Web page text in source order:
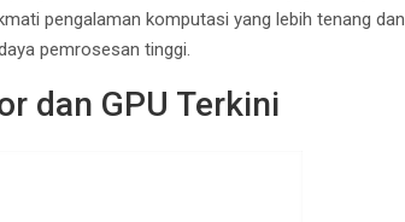
pengalaman komputasi yang lebih tenang dan
pemrosesan tinggi.
dan GPU Terkini